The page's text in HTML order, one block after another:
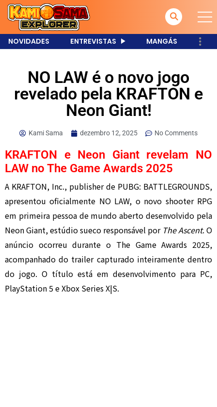
NOVIDADES ENTREVISTAS MANGÁS
NO LAW é o novo jogo
revelado pela KRAFTON e
Neon Giant!
Kami Sama dezembro 12, 2025 No Comments
KRAFTON e Neon Giant revelam NO
LAW no The Game Awards 2025
A KRAFTON, Inc., publisher de PUBG: BATTLEGROUNDS,
apresentou oficialmente NO LAW, o novo shooter RPG
em primeira pessoa de mundo aberto desenvolvido pela
Neon Giant, estúdio sueco responsável por The Ascent. O
anúncio ocorreu durante o The Game Awards 2025,
acompanhado do trailer capturado inteiramente dentro
do jogo. O título está em desenvolvimento para PC,
PlayStation 5 e Xbox Series X|S.